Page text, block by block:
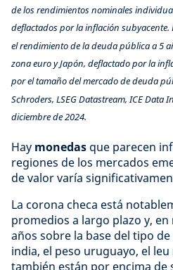
de los rendimientos nominales
deflactados por la inflación subyacente.
el rendimiento de la deuda pública a 5
zona euro y Japón, deflactado por la
por el tamaño del mercado de deuda
Schroders, LSEG Datastream, ICE Data
diciembre de 2024.
Hay monedas que parecen
regiones de los mercados
de valor varía
La corona checa está
promedios a largo plazo y,
años sobre la base del tipo
india, el peso uruguayo, el
también están por encima de